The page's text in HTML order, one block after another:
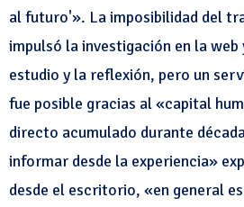
al futuro'». La imposibilidad del
impulsó la investigación en la
estudio y la reflexión, pero un
fue posible gracias al «capital
directo acumulado durante
informar desde la experiencia»
desde el escritorio, «en general